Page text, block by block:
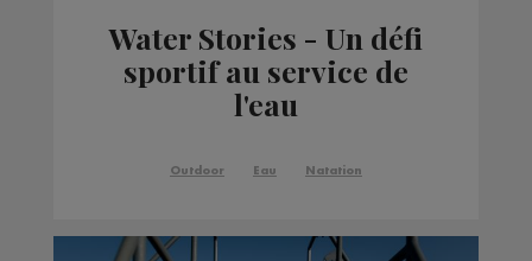
Water Stories - Un défi
sportif au service de
l'eau
Outdoor Eau Natation